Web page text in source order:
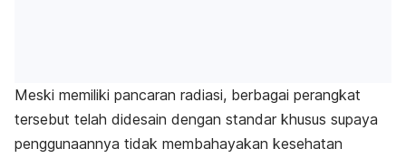
Meski memiliki pancaran radiasi, berbagai perangkat
tersebut telah didesain dengan standar khusus supaya
penggunaannya tidak membahayakan kesehatan